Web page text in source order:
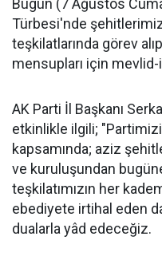
Türbesi'nde
teşkilatlarında görev
mensupları için
AK Parti İl Başkanı
etkinlikle ilgili;
kapsamında; aziz
ve kuruluşundan
teşkilatımızın her
ebediyete irtihal eden
dualarla yâd edeceğiz.